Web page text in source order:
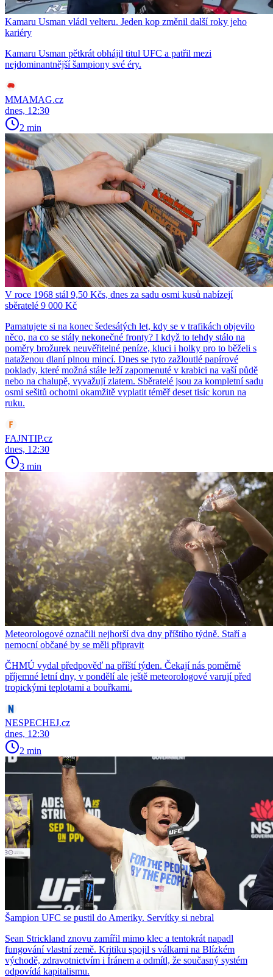
Kamaru Usman vládl velteru. Jeden kop změnil další roky jeho
kariéry
Kamaru Usman pětkrát obhájil titul UFC a patřil mezi
nejdominantnější šampiony své éry.
MMAMAG.cz
dnes, 12:30
2 min
V roce 1968 stál 9,50 Kčs, dnes za sadu osmi kusů nabízejí
sběratelé 9 000 Kč
Pamatujete si na konec šedesátých let, kdy se v trafikách objevilo
něco, na co se stály nekonečné fronty? I když to tehdy stálo na
poměry brožurek neuvěřitelné peníze, kluci i holky pro to běželi s
nataženou dlaní plnou mincí. Dnes se tyto zažloutlé papírové
poklady, které možná stále leží zapomenuté v krabici na vaší půdě
nebo na chalupě, vyvažují zlatem. Sběratelé jsou za kompletní sadu
osmi sešitů ochotni okamžitě vyplatit téměř deset tisíc korun na
ruku.
FAJNTIP.cz
dnes, 12:30
3 min
Meteorologové označili nejhorší dva dny příštího týdně. Staří a
nemocní občané by se měli připravit
ČHMÚ vydal předpověď na příští týden. Čekají nás poměrně
příjemné letní dny, v pondělí ale ještě meteorologové varují před
tropickými teplotami a bouřkami.
NESPECHEJ.cz
dnes, 12:30
2 min
Šampion UFC se pustil do Ameriky. Servítky si nebral
Sean Strickland znovu zamířil mimo klec a tentokrát napadl
fungování vlastní země. Kritiku spojil s válkami na Blízkém
východě, zdravotnictvím i Íránem a odmítl, že současný systém
odpovídá kapitalismu.